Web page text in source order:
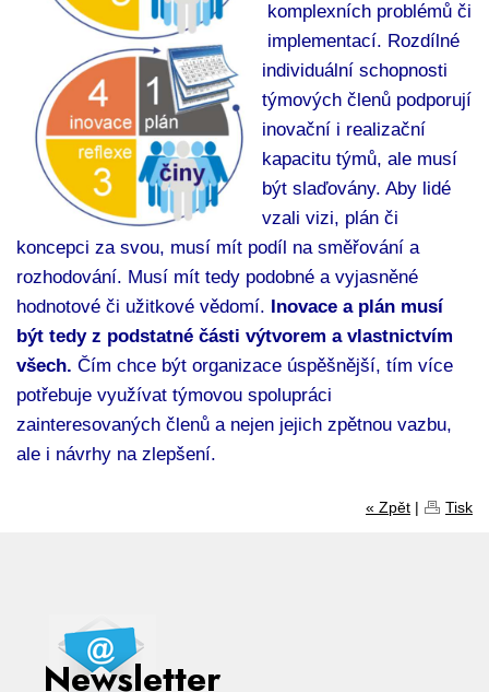
komplexních problémů či
implementací. Rozdílné
individuální schopnosti
týmových členů podporují
inovační i realizační
kapacitu týmů, ale musí
být slaďovány. Aby lidé
vzali vizi, plán či
koncepci za svou, musí mít podíl na směřování a
rozhodování. Musí mít tedy podobné a vyjasněné
hodnotové či užitkové vědomí. Inovace a plán musí
být tedy z podstatné části výtvorem a vlastnictvím
všech. Čím chce být organizace úspěšnější, tím více
potřebuje využívat týmovou spolupráci
zainteresovaných členů a nejen jejich zpětnou vazbu,
ale i návrhy na zlepšení.
« Zpět | Tisk
Newsletter